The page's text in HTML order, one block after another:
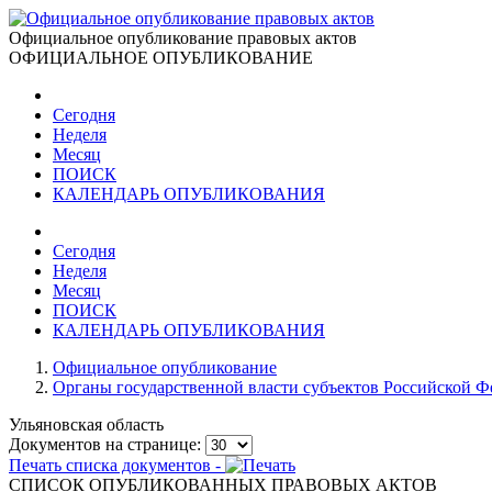
Официальное опубликование правовых актов
ОФИЦИАЛЬНОЕ ОПУБЛИКОВАНИЕ
Сегодня
Неделя
Месяц
ПОИСК
КАЛЕНДАРЬ ОПУБЛИКОВАНИЯ
Сегодня
Неделя
Месяц
ПОИСК
КАЛЕНДАРЬ ОПУБЛИКОВАНИЯ
Официальное опубликование
Органы государственной власти субъектов Российской
Ульяновская область
Документов на странице:
Печать списка документов -
СПИСОК ОПУБЛИКОВАННЫХ ПРАВОВЫХ АКТОВ